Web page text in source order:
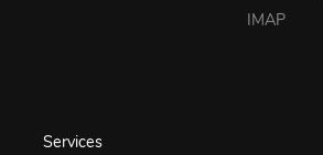
IMAP
Services